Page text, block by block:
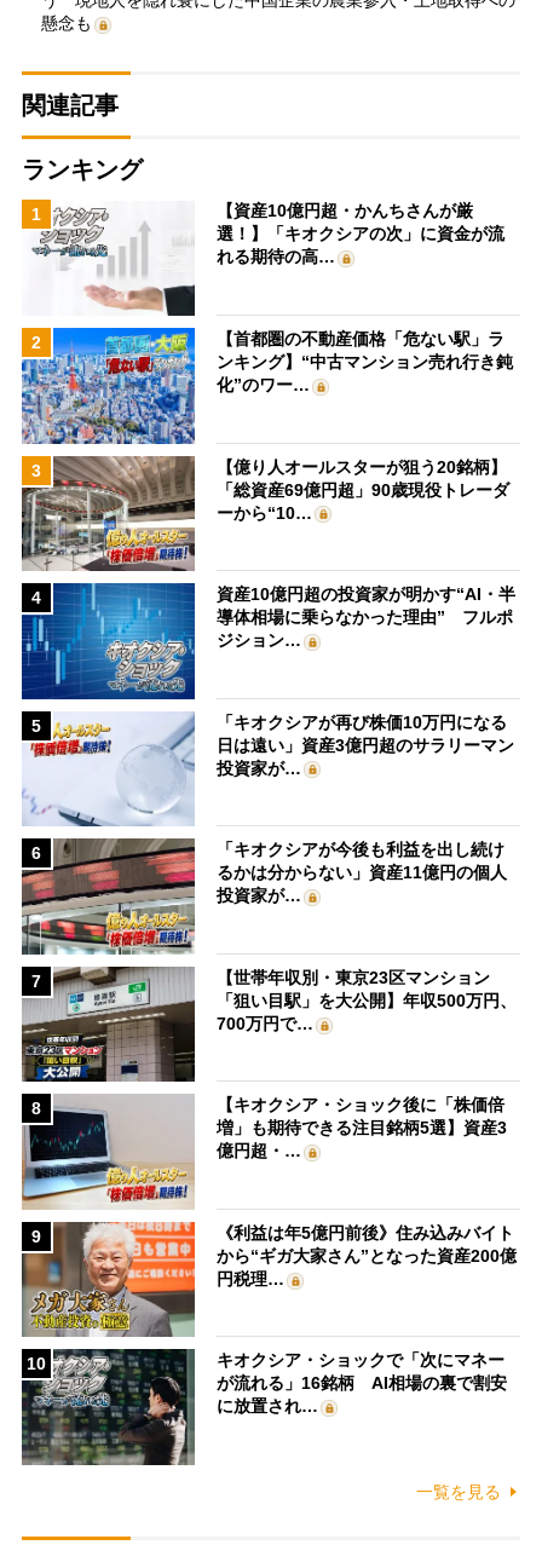
懸念も
関連記事
ランキング
1
【資産10億円超・かんちさんが厳
選！】「キオクシアの次」に資金が流
れる期待の高…
2
【首都圏の不動産価格「危ない駅」ラ
ンキング】“中古マンション売れ行き鈍
化”のワー…
3
【億り人オールスターが狙う20銘柄】
「総資産69億円超」90歳現役トレーダ
ーから“10…
4
資産10億円超の投資家が明かす“AI・半
導体相場に乗らなかった理由” フルポ
ジション…
5
「キオクシアが再び株価10万円になる
日は遠い」資産3億円超のサラリーマン
投資家が…
6
「キオクシアが今後も利益を出し続け
るかは分からない」資産11億円の個人
投資家が…
7
【世帯年収別・東京23区マンション
「狙い目駅」を大公開】年収500万円、
700万円で…
8
【キオクシア・ショック後に「株価倍
増」も期待できる注目銘柄5選】資産3
億円超・…
9
《利益は年5億円前後》住み込みバイト
から“ギガ大家さん”となった資産200億
円税理…
10
キオクシア・ショックで「次にマネー
が流れる」16銘柄 AI相場の裏で割安
に放置され…
一覧を見る